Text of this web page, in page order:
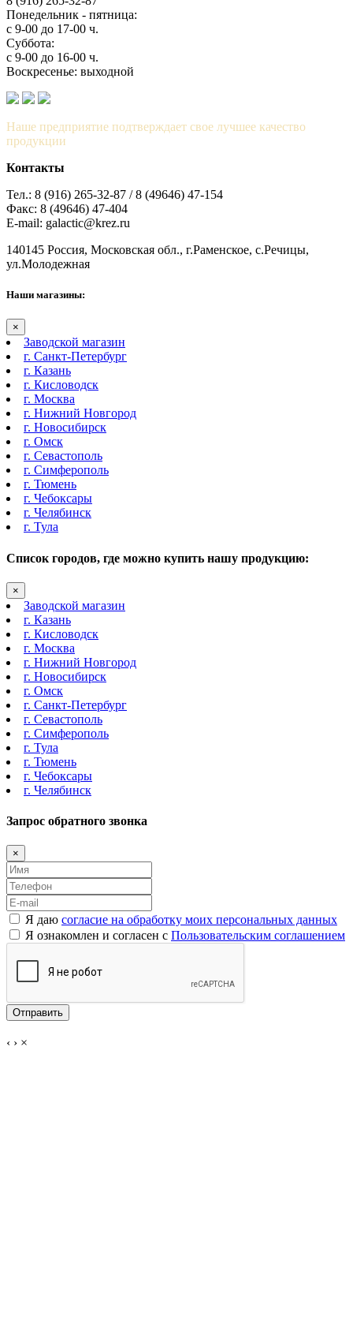
Понедельник - пятница:
с 9-00 до 17-00 ч.
Суббота:
с 9-00 до 16-00 ч.
Воскресенье: выходной
Наше предприятие подтверждает свое лучшее качество
продукции
Контакты
Тел.: 8 (916) 265-32-87 / 8 (49646) 47-154
Факс: 8 (49646) 47-404
E-mail: galactic@krez.ru
140145 Россия, Московская обл., г.Раменское, с.Речицы,
ул.Молодежная
Наши магазины:
×
Заводской магазин
г. Санкт-Петербург
г. Казань
г. Кисловодск
г. Москва
г. Нижний Новгород
г. Новосибирск
г. Омск
г. Севастополь
г. Симферополь
г. Тюмень
г. Чебоксары
г. Челябинск
г. Тула
Список городов, где можно купить нашу продукцию:
×
Заводской магазин
г. Казань
г. Кисловодск
г. Москва
г. Нижний Новгород
г. Новосибирск
г. Омск
г. Санкт-Петербург
г. Севастополь
г. Симферополь
г. Тула
г. Тюмень
г. Чебоксары
г. Челябинск
Запрос обратного звонка
×
Я даю согласие на обработку моих персональных данных
Я ознакомлен и согласен с Пользовательским соглашением
Отправить
‹ › ×